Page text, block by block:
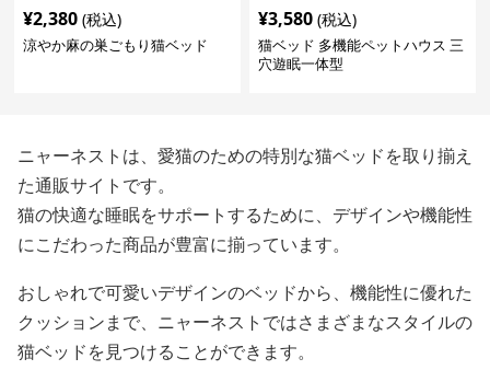
¥2,380 (税込)
涼やか麻の巣ごもり猫ベッド
¥3,580 (税込)
猫ベッド 多機能ペットハウス 三
穴遊眠一体型
ニャーネストは、愛猫のための特別な猫ベッドを取り揃え
た通販サイトです。
猫の快適な睡眠をサポートするために、デザインや機能性
にこだわった商品が豊富に揃っています。
おしゃれで可愛いデザインのベッドから、機能性に優れた
クッションまで、ニャーネストではさまざまなスタイルの
猫ベッドを見つけることができます。